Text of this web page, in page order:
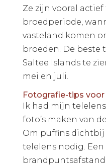
Ze zijn vooral
broedperiode,
vasteland komen
broeden. De beste
Saltee Islands te
mei en juli.
Fotografie-tips
Ik had mijn
foto’s maken van
Om puffins dichtbij
telelens nodig. Een